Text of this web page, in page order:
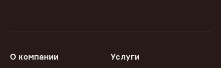
О компании Услуги